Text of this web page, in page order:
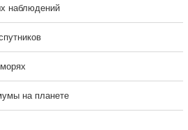
наблюдений
на планете